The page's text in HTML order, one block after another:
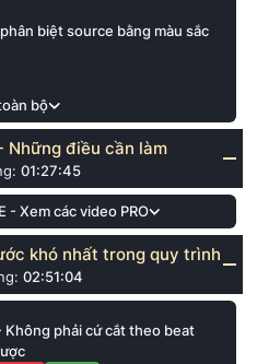
biệt source bằng màu sắc
bộ
Những điều cần làm
01:27:45
- Xem các video PRO
khó nhất trong quy trình
02:51:04
Không phải cứ cắt theo beat